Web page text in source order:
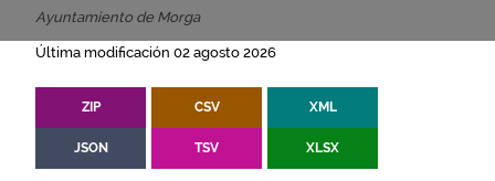
Ayuntamiento de Morga
Última modificación 02 agosto 2026
ZIP CSV XML
JSON TSV XLSX